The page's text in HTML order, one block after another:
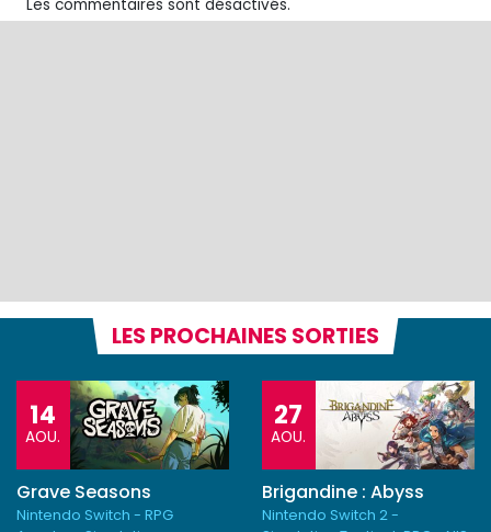
Les commentaires sont désactivés.
LES PROCHAINES SORTIES
14
AOU.
Grave Seasons
Nintendo Switch - RPG
27
AOU.
Brigandine : Abyss
Nintendo Switch 2 -